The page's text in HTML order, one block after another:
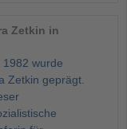
Zetkin in
wurde
Zetkin geprägt.